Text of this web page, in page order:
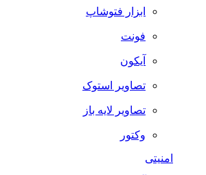
ابزار فتوشاپ
فونت
آیکون
تصاویر استوک
تصاویر لایه باز
وکتور